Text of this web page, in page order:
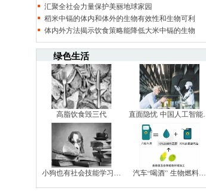
汇聚全社会力量保护美丽地球家园
稻米中镉的体内和体外的生物有效性和生物可利
体内外方法揭示饮食策略能降低大米中镉的生物
绿色生活
高脂饮食毁三代 直面隐忧 中国人工智能…
小狗也有社会技能学习… 汽车“喝酒” 生物燃料…